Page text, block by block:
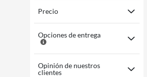
Precio
Opciones de entrega
Opinión de nuestros
clientes